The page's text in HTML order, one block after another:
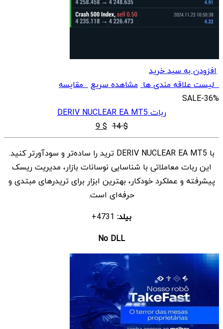
افزودن به سبد خرید
لیست علاقه مندی ها مشاهده سریعمقایسه
SALE-36%
ربات DERIV NUCLEAR EA MT5
$
14
قیمت
اصلی
$ 14
بود.
$
9 قیمت
فعلی
$ 9
است.
با DERIV NUCLEAR EA MT5 ترید را ساده‌تر و سودآورتر کنید.
این ربات معاملاتی با شناسایی نوسانات بازار، مدیریت ریسک
پیشرفته و عملکرد خودکار، بهترین ابزار برای تریدرهای مبتدی و
حرفه‌ای است.
بیلد:
No DLL